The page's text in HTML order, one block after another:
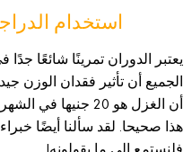
استخدام
يعتبر الدوران تمرينًا شائعًا
الجميع أن تأثير فقدان الوزن
أن الغزل هو 20
هذا صحيحا. لقد سألنا أيضًا